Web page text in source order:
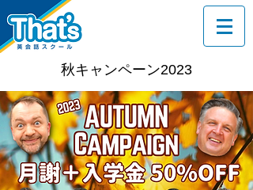
秋キャンペーン2023